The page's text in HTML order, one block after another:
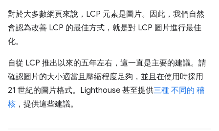
對於大多數網頁來說，LCP 元素是圖片。因此，我們自然
會認為改善 LCP 的最佳方式，就是對 LCP 圖片進行最佳
化。
自從 LCP 推出以來的五年左右，這一直是主要的建議。請
確認圖片的大小適當且壓縮程度足夠，並且在使用時採用
21 世紀的圖片格式。Lighthouse 甚至提供三種 不同的 稽
核 ，提供這些建議。